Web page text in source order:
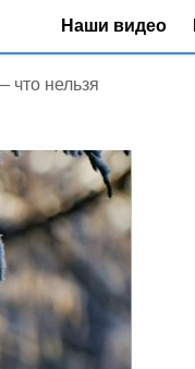
Наши видео
нельзя